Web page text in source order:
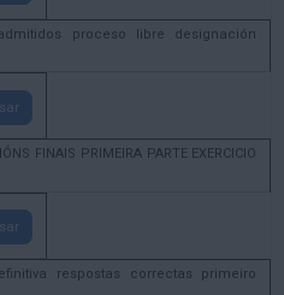
admitidos proceso libre designación
FINAIS PRIMEIRA PARTE EXERCICIO
respostas correctas primeiro